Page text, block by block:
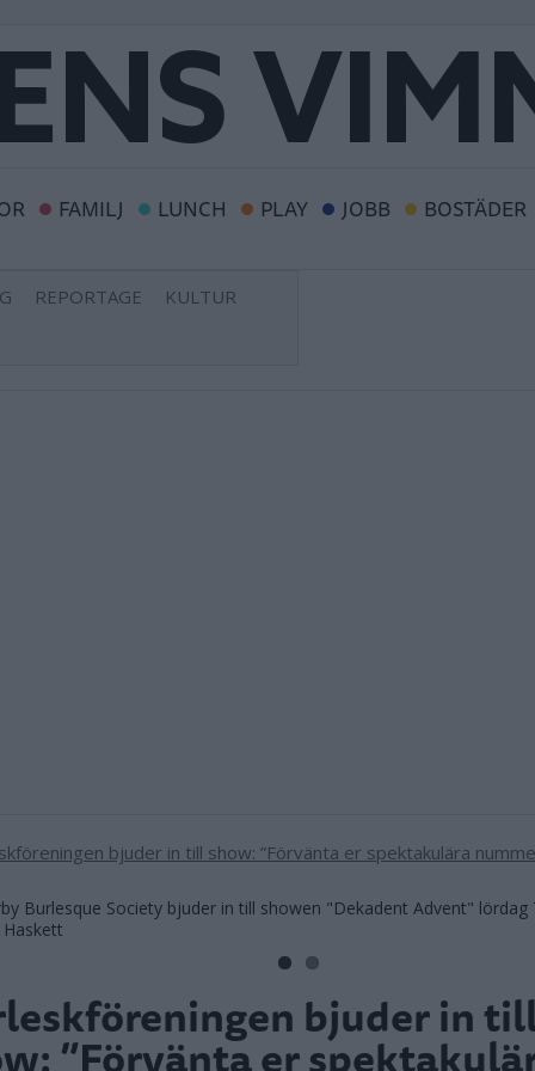
FAMILJ LUNCH PLAY JOBB BOSTÄDER
REPORTAGE KULTUR
Burlesque Society bjuder in till showen "Dekadent Advent"
Haskett
bjuder in
”Förvänta er